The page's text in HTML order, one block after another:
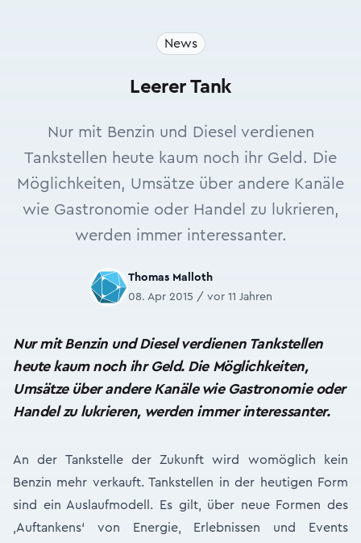
News
Leerer Tank
Nur mit Benzin und Diesel verdienen
Tankstellen heute kaum noch ihr Geld. Die
Möglichkeiten, Umsätze über andere Kanäle
wie Gastronomie oder Handel zu lukrieren,
werden immer interessanter.
Thomas Malloth
08. Apr 2015 / vor 11 Jahren
Nur mit Benzin und Diesel verdienen Tankstellen
heute kaum noch ihr Geld. Die Möglichkeiten,
Umsätze über andere Kanäle wie Gastronomie oder
Handel zu lukrieren, werden immer interessanter.
An der Tankstelle der Zukunft wird womöglich kein
Benzin mehr verkauft. Tankstellen in der heutigen Form
sind ein Auslaufmodell. Es gilt, über neue Formen des
,Auftankens‘ von Energie, Erlebnissen und Events